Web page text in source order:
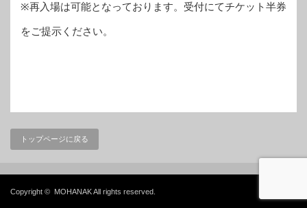
※再入場は可能となっております。受付にてチケット半券
をご提示ください。
トップページに戻る
Copyright © MOHANAKAll rights reserved.